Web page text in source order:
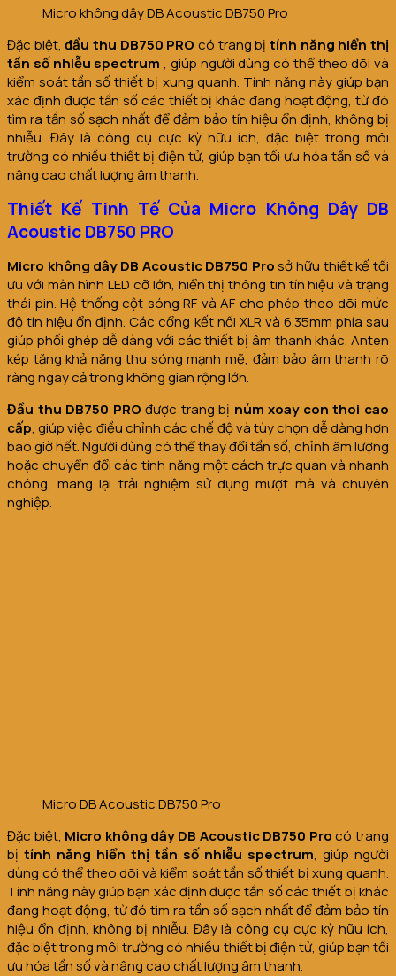
Micro không dây DB Acoustic DB750 Pro
Đặc biệt,đầu thu DB750 PROcó trang bị tính năng hiển thị
tần số nhiễu spectrum , giúp người dùng có thể theo dõi và
kiểm soát tần số thiết bị xung quanh. Tính năng này giúp bạn
xác định được tần số các thiết bị khác đang hoạt động, từ đó
tìm ra tần số sạch nhất để đảm bảo tín hiệu ổn định, không bị
nhiễu. Đây là công cụ cực kỳ hữu ích, đặc biệt trong môi
trường có nhiều thiết bị điện tử, giúp bạn tối ưu hóa tần số và
nâng cao chất lượng âm thanh.
Thiết Kế Tinh Tế Của Micro Không Dây DB
Acoustic DB750 PRO
Micro không dây DB Acoustic DB750 Prosở hữu thiết kế tối
ưu với màn hình LED cỡ lớn, hiển thị thông tin tín hiệu và trạng
thái pin. Hệ thống cột sóng RF và AF cho phép theo dõi mức
độ tín hiệu ổn định. Các cổng kết nối XLR và 6.35mm phía sau
giúp phối ghép dễ dàng với các thiết bị âm thanh khác. Anten
kép tăng khả năng thu sóng mạnh mẽ, đảm bảo âm thanh rõ
ràng ngay cả trong không gian rộng lớn.
Đầu thu DB750 PROđược trang bị núm xoay con thoi cao
cấp, giúp việc điều chỉnh các chế độ và tùy chọn dễ dàng hơn
bao giờ hết. Người dùng có thể thay đổi tần số, chỉnh âm lượng
hoặc chuyển đổi các tính năng một cách trực quan và nhanh
chóng, mang lại trải nghiệm sử dụng mượt mà và chuyên
nghiệp.
Micro DB Acoustic DB750 Pro
Đặc biệt, Micro không dây DB Acoustic DB750 Procó trang
bị tính năng hiển thị tần số nhiễu spectrum, giúp người
dùng có thể theo dõi và kiểm soát tần số thiết bị xung quanh.
Tính năng này giúp bạn xác định được tần số các thiết bị khác
đang hoạt động, từ đó tìm ra tần số sạch nhất để đảm bảo tín
hiệu ổn định, không bị nhiễu. Đây là công cụ cực kỳ hữu ích,
đặc biệt trong môi trường có nhiều thiết bị điện tử, giúp bạn tối
ưu hóa tần số và nâng cao chất lượng âm thanh.